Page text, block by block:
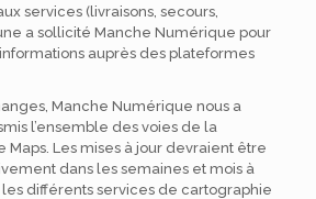
services (livraisons, secours,
a sollicité Manche Numérique pour
auprès des plateformes
Manche Numérique nous a
l’ensemble des voies de la
Maps. Les mises à jour devraient être
dans les semaines et mois à
différents services de cartographie